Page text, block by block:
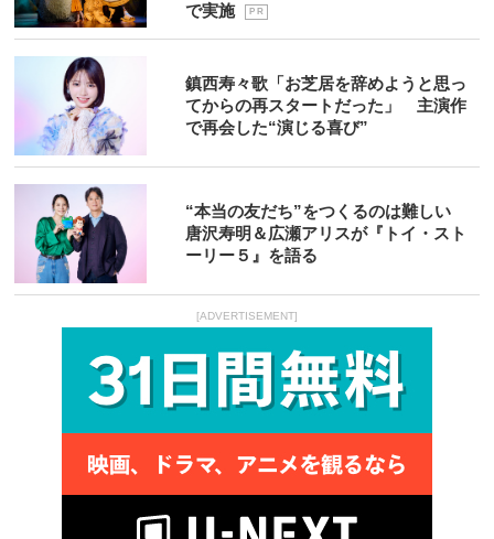
で実施
P R
鎮西寿々歌「お芝居を辞めようと思っ
てからの再スタートだった」 主演作
で再会した“演じる喜び”
“本当の友だち”をつくるのは難しい
唐沢寿明＆広瀬アリスが『トイ・スト
ーリー５』を語る
[ADVERTISEMENT]